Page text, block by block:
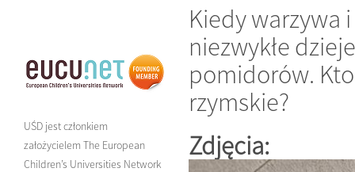
UŚD jest członkiem
założycielem The European
Children’s Universities Network
Kiedy warzywa
niezwykłe
pomidorów.
rzymskie?
Zdjęcia: